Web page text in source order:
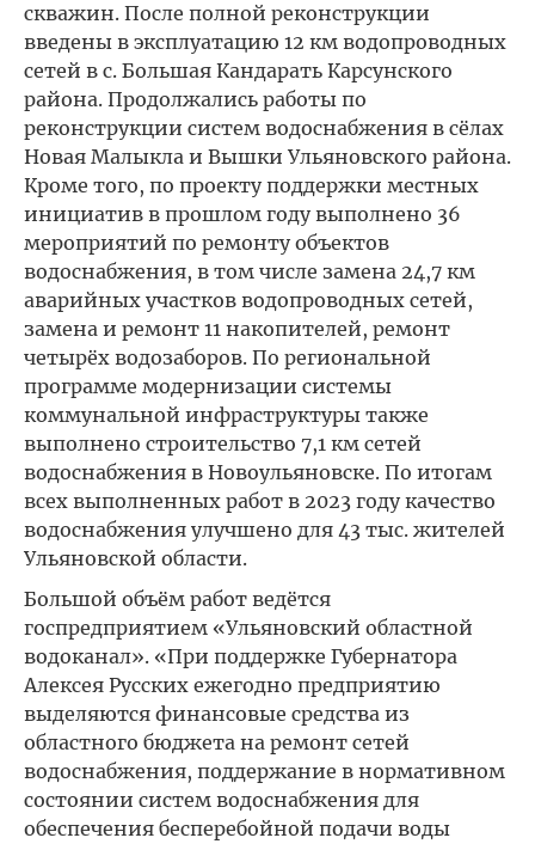
скважин. После полной реконструкции
введены в эксплуатацию 12 км водопроводных
сетей в с. Большая Кандарать Карсунского
района. Продолжались работы по
реконструкции систем водоснабжения в сёлах
Новая Малыкла и Вышки Ульяновского района.
Кроме того, по проекту поддержки местных
инициатив в прошлом году выполнено 36
мероприятий по ремонту объектов
водоснабжения, в том числе замена 24,7 км
аварийных участков водопроводных сетей,
замена и ремонт 11 накопителей, ремонт
четырёх водозаборов. По региональной
программе модернизации системы
коммунальной инфраструктуры также
выполнено строительство 7,1 км сетей
водоснабжения в Новоульяновске. По итогам
всех выполненных работ в 2023 году качество
водоснабжения улучшено для 43 тыс. жителей
Ульяновской области.
Большой объём работ ведётся
госпредприятием «Ульяновский областной
водоканал». «При поддержке Губернатора
Алексея Русских ежегодно предприятию
выделяются финансовые средства из
областного бюджета на ремонт сетей
водоснабжения, поддержание в нормативном
состоянии систем водоснабжения для
обеспечения бесперебойной подачи воды